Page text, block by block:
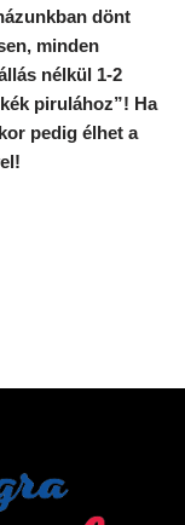
dönt
minden
nélkül 1-2
pirulához”! Ha
pedig élhet a